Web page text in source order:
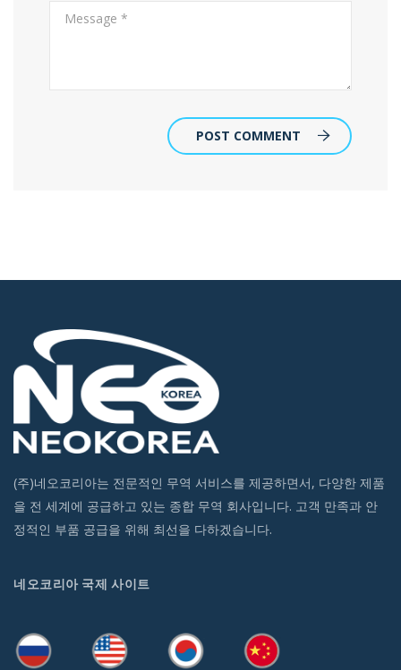
POST COMMENT
(주)네오코리아는 전문적인 무역 서비스를 제공하면서, 다양한 제품
을 전 세계에 공급하고 있는 종합 무역 회사입니다. 고객 만족과 안
정적인 부품 공급을 위해 최선을 다하겠습니다.
네오코리아 국제 사이트